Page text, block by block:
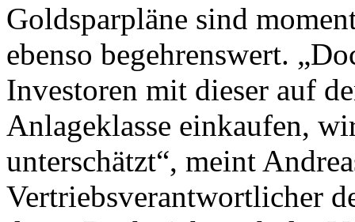
Goldsparpläne sind
ebenso begehrenswert.
Investoren mit dieser auf
Anlageklasse einkaufen,
unterschätzt“, meint
Vertriebsverantwortlicher